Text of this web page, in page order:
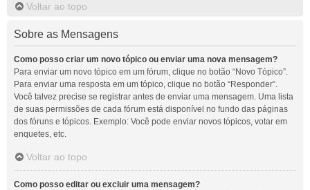
Voltar ao topo
Sobre as Mensagens
Como posso criar um novo tópico ou enviar uma nova mensagem?
Para enviar um novo tópico em um fórum, clique no botão “Novo Tópico”.
Para enviar uma resposta em um tópico, clique no botão “Responder”.
Você talvez precise se registrar antes de enviar uma mensagem. Uma lista
de suas permissões de cada fórum está disponível no fundo das páginas
dos fóruns e tópicos. Exemplo: Você pode enviar novos tópicos, votar em
enquetes, etc.
Voltar ao topo
Como posso editar ou excluir uma mensagem?